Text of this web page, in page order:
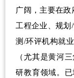
广阔，主要在政
工程企业、规划 /
测 /环评机构就
（尤其是黄河
研教育领域。